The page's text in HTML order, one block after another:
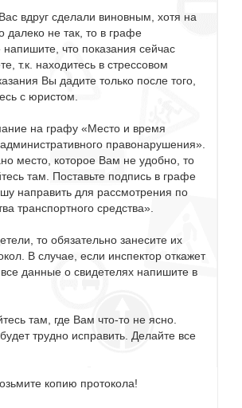
вдруг сделали виновным, хотя на
далеко не так, то в графе
что показания сейчас
т.к. находитесь в стрессовом
Вы дадите только после того,
с юристом.
на графу «Место и время
правонарушения».
место, которое Вам не удобно, то
там. Поставьте подпись в графе
направить для рассмотрения по
транспортного средства».
то обязательно занесите их
В случае, если инспектор откажет
данные о свидетелях напишите в
там, где Вам что-то не ясно.
трудно исправить. Делайте все
копию протокола!